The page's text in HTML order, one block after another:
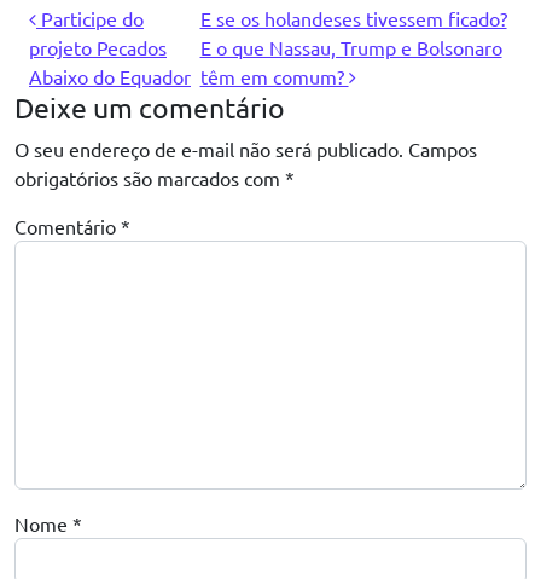
Navegação de post
Participe do
projeto Pecados
Abaixo do Equador
E se os holandeses tivessem ficado?
E o que Nassau, Trump e Bolsonaro
têm em comum?
Deixe um comentário
O seu endereço de e-mail não será publicado. Campos
obrigatórios são marcados com *
Comentário *
Nome *